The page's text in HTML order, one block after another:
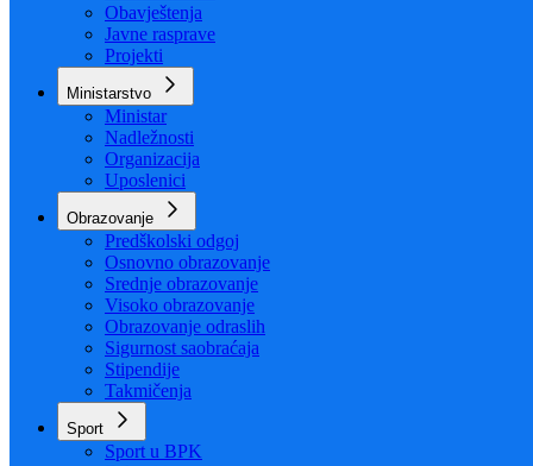
Sve vijesti
Konkursi i oglasi
Javne nabavke
Obavještenja
Javne rasprave
Projekti
Ministarstvo
Ministar
Nadležnosti
Organizacija
Uposlenici
Obrazovanje
Predškolski odgoj
Osnovno obrazovanje
Srednje obrazovanje
Visoko obrazovanje
Obrazovanje odraslih
Sigurnost saobraćaja
Stipendije
Takmičenja